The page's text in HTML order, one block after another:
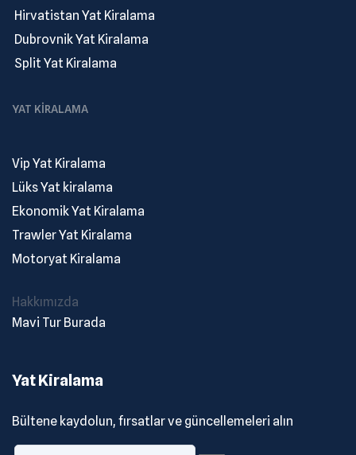
Hirvatistan Yat Kiralama
Dubrovnik Yat Kiralama
Split Yat Kiralama
YAT KIRALAMA
Vip Yat Kiralama
Lüks Yat kiralama
Ekonomik Yat Kiralama
Trawler Yat Kiralama
Motoryat Kiralama
Hakkımızda
Mavi Tur Burada
Yat Kiralama
Bültene kaydolun, fırsatlar ve güncellemeleri alın